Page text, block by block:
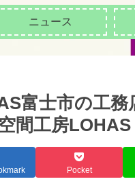
ニュース
富士市の工
間工房LOHAS
Pocket